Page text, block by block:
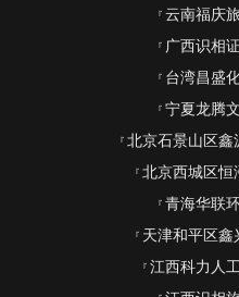
云南福庆
广西识相
台湾昌盛
宁夏龙腾
北京石景山区鑫
北京西城区恒
青海华联
天津和平区鑫
江西科力人